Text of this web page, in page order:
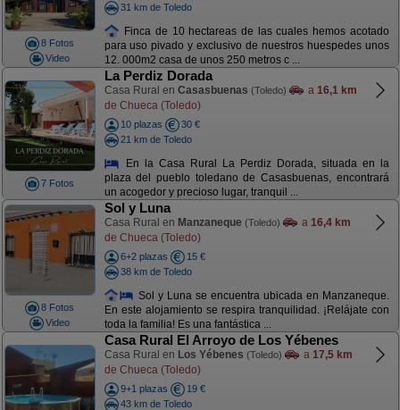
8 Fotos
Video
31 km de Toledo
Finca de 10 hectareas de las cuales hemos acotado
para uso pivado y exclusivo de nuestros huespedes unos
12. 000m2 casa de unos 250 metros c ...
7 Fotos
La Perdiz Dorada
Casa Rural en Casasbuenas (Toledo) a 16,1 km
de Chueca (Toledo)
10 plazas
30 €
21 km de Toledo
En la Casa Rural La Perdiz Dorada, situada en la
plaza del pueblo toledano de Casasbuenas, encontrará
un acogedor y precioso lugar, tranquil ...
8 Fotos
Video
Sol y Luna
Casa Rural en Manzaneque (Toledo) a 16,4 km
de Chueca (Toledo)
6+2 plazas
15 €
38 km de Toledo
Sol y Luna se encuentra ubicada en Manzaneque.
En este alojamiento se respira tranquilidad. ¡Relájate con
toda la familia! Es una fantástica ...
Casa Rural El Arroyo de Los Yébenes
Casa Rural en Los Yébenes (Toledo) a 17,5 km
de Chueca (Toledo)
9+1 plazas
19 €
43 km de Toledo